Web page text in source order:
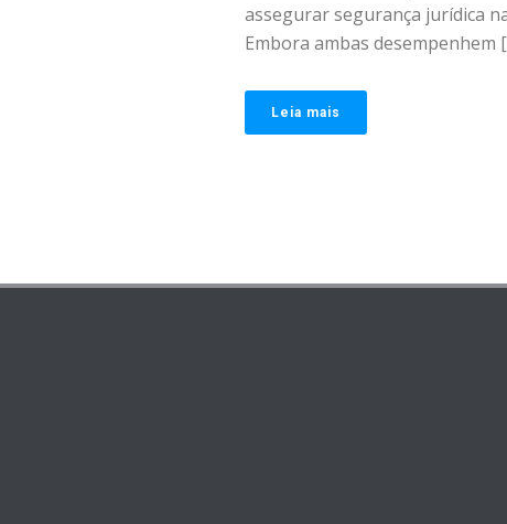
assegurar segurança jurídica
Embora ambas desempenhem
Leia mais